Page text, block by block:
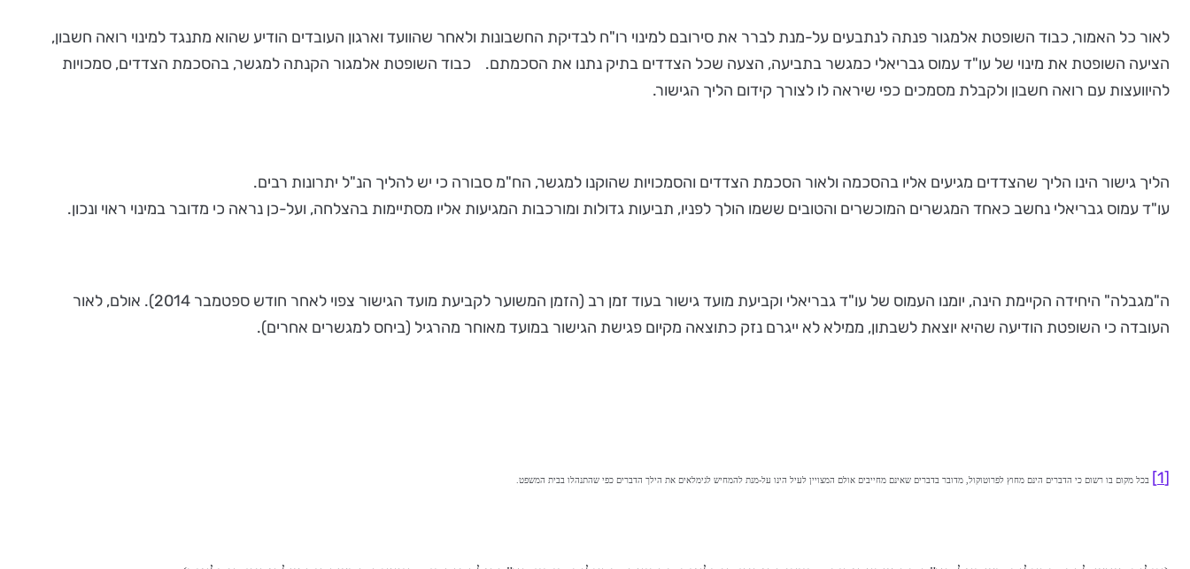
לאור כל האמור, כבוד השופטת אלמגור פנתה לנתבעים על-מנת לברר את סירובם למינוי רו"ח לבדיקת החשבונות ולאחר שהוועד וארגון העובדים הודיע שהוא מתנגד למינוי רואה חשבון,
הציעה השופטת את מינוי של עו"ד עמוס גבריאלי כמגשר בתביעה, הצעה שכל הצדדים בתיק נתנו את הסכמתם. כבוד השופטת אלמגור הקנתה למגשר, בהסכמת הצדדים, סמכויות
להיוועצות עם רואה חשבון ולקבלת מסמכים כפי שיראה לו לצורך קידום הליך הגישור.
הליך גישור הינו הליך שהצדדים מגיעים אליו בהסכמה ולאור הסכמת הצדדים והסמכויות שהוקנו למגשר, הח"מ סבורה כי יש להליך הנ"ל יתרונות רבים.
עו"ד עמוס גבריאלי נחשב כאחד המגשרים המוכשרים והטובים ששמו הולך לפניו, תביעות גדולות ומורכבות המגיעות אליו מסתיימות בהצלחה, ועל-כן נראה כי מדובר במינוי ראוי ונכון.
ה"מגבלה" היחידה הקיימת הינה, יומנו העמוס של עו"ד גבריאלי וקביעת מועד גישור בעוד זמן רב (הזמן המשוער לקביעת מועד הגישור צפוי לאחר חודש ספטמבר 2014). אולם, לאור
העובדה כי השופטת הודיעה שהיא יוצאת לשבתון, ממילא לא ייגרם נזק כתוצאה מקיום פגישת הגישור במועד מאוחר מהרגיל (ביחס למגשרים אחרים).
[1] בכל מקום בו רשום כי הדברים הינם מחוץ לפרוטוקול, מדובר בדברים שאינם מחייבים אולם המצויין לעיל הינו על-מנת להמחיש לגימלאים את הילך הדברים כפי שהתנהלו בבית המשפט.